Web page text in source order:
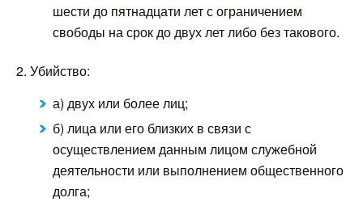
шести до пятнадцати лет с ограничением
свободы на срок до двух лет либо без такового.
2. Убийство:
а) двух или более лиц;
б) лица или его близких в связи с
осуществлением данным лицом служебной
деятельности или выполнением общественного
долга;